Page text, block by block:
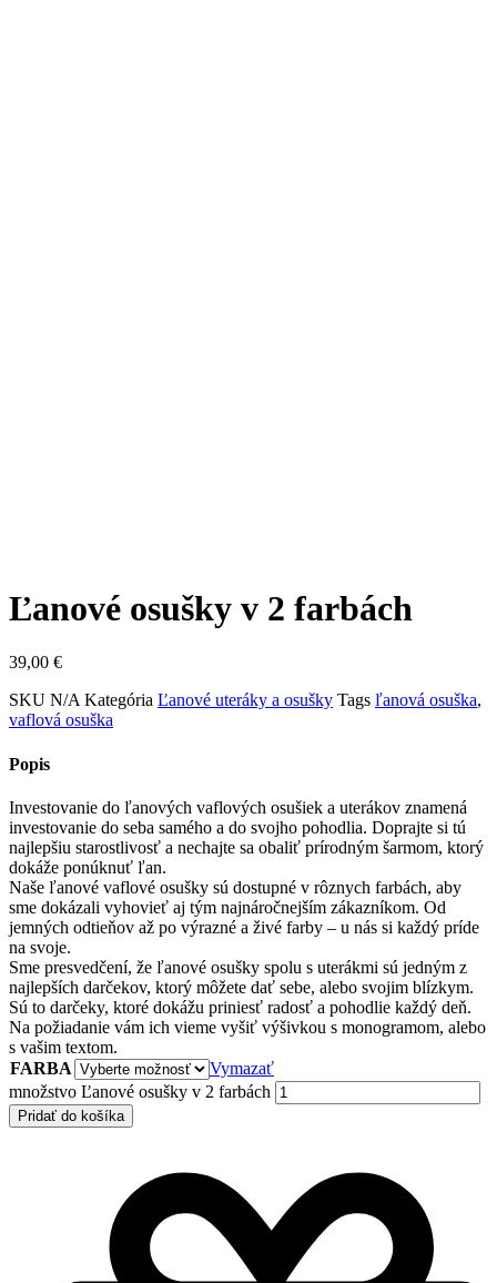
Ľanové osušky v 2 farbách
39,00 €
SKU N/AKategória Ľanové uteráky a osušky Tags ľanová osuška,
vaflová osuška
Popis
Investovanie do ľanových vaflových osušiek a uterákov znamená
investovanie do seba samého a do svojho pohodlia. Doprajte si tú
najlepšiu starostlivosť a nechajte sa obaliť prírodným šarmom, ktorý
dokáže ponúknuť ľan.
Naše ľanové vaflové osušky sú dostupné v rôznych farbách, aby
sme dokázali vyhovieť aj tým najnáročnejším zákazníkom. Od
jemných odtieňov až po výrazné a živé farby – u nás si každý príde
na svoje.
Sme presvedčení, že ľanové osušky spolu s uterákmi sú jedným z
najlepších darčekov, ktorý môžete dať sebe, alebo svojim blízkym.
Sú to darčeky, ktoré dokážu priniesť radosť a pohodlie každý deň.
Na požiadanie vám ich vieme vyšiť výšivkou s monogramom, alebo
s vašim textom.
FARBA
Vymazať
množstvo Ľanové osušky v 2 farbách
Pridať do košíka